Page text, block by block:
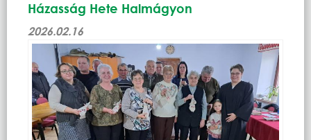
Házasság Hete Halmágyon
2026.02.16